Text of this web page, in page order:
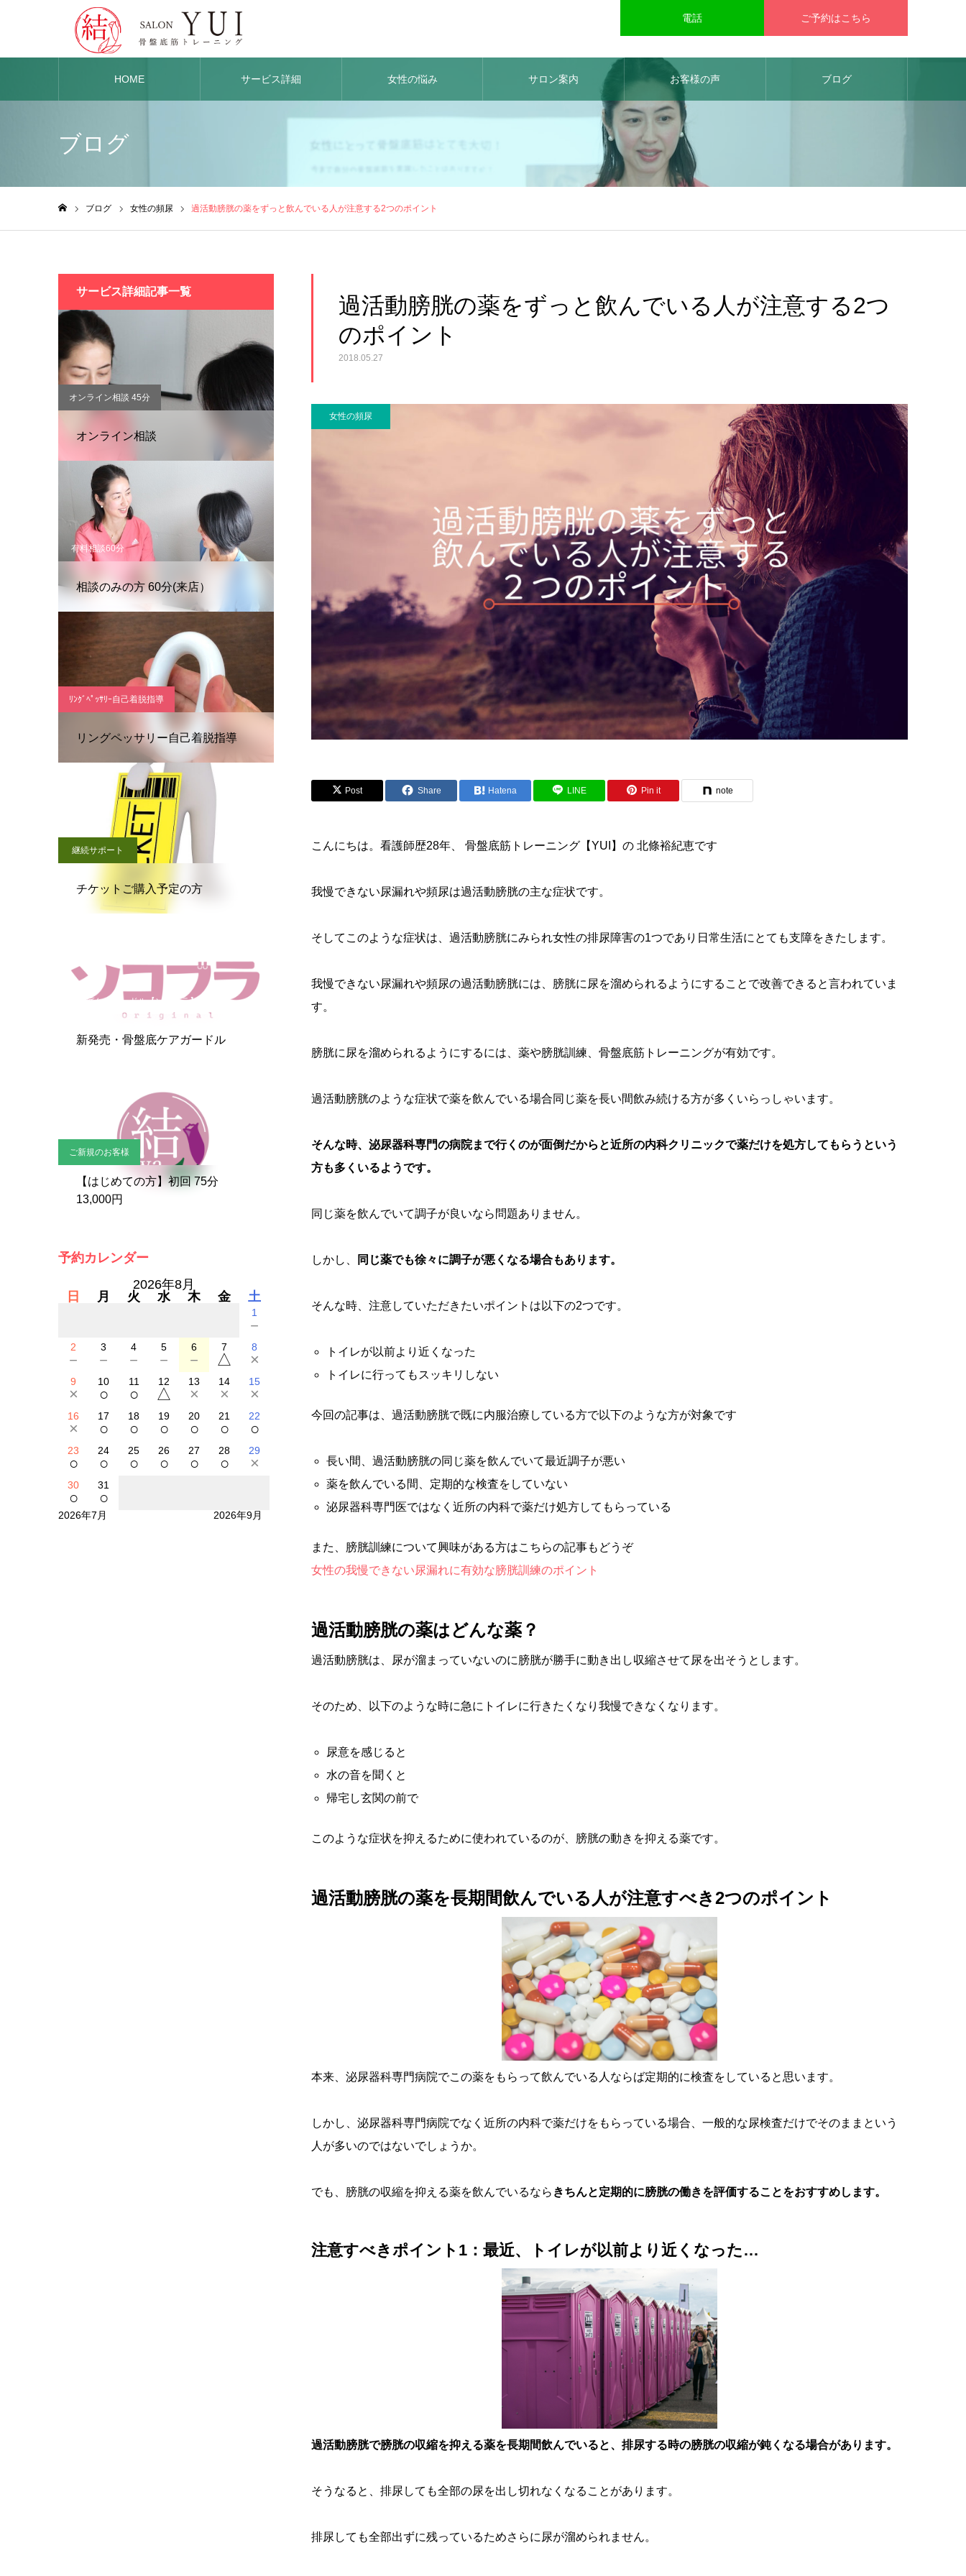
電話 ご予約はこちら
HOME サービス詳細 女性の悩み サロン案内 お客様の声 ブログ
ブログ
ブログ 女性の頻尿 過活動膀胱の薬をずっと飲んでいる人が注意する2つのポイント
過活動膀胱の薬をずっと飲んでいる人が注意する2つ
のポイント
2018.05.27
女性の頻尿
Post Share Hatena LINE Pin it note
こんにちは。看護師歴28年、 骨盤底筋トレーニング【YUI】の 北條裕紀恵です
我慢できない尿漏れや頻尿は過活動膀胱の主な症状です。
そしてこのような症状は、過活動膀胱にみられ女性の排尿障害の1つであり日常生活にとても支障をきたします。
我慢できない尿漏れや頻尿の過活動膀胱には、膀胱に尿を溜められるようにすることで改善できると言われていま
す。
膀胱に尿を溜められるようにするには、薬や膀胱訓練、骨盤底筋トレーニングが有効です。
過活動膀胱のような症状で薬を飲んでいる場合同じ薬を長い間飲み続ける方が多くいらっしゃいます。
そんな時、泌尿器科専門の病院まで行くのが面倒だからと近所の内科クリニックで薬だけを処方してもらうという
方も多くいるようです。
同じ薬を飲んでいて調子が良いなら問題ありません。
しかし、 同じ薬でも徐々に調子が悪くなる場合もあります。
そんな時、注意していただきたいポイントは以下の2つです。
トイレが以前より近くなった
トイレに行ってもスッキリしない
今回の記事は、過活動膀胱で既に内服治療している方で以下のような方が対象です
長い間、過活動膀胱の同じ薬を飲んでいて最近調子が悪い
薬を飲んでいる間、定期的な検査をしていない
泌尿器科専門医ではなく近所の内科で薬だけ処方してもらっている
また、膀胱訓練について興味がある方はこちらの記事もどうぞ
女性の我慢できない尿漏れに有効な膀胱訓練のポイント
過活動膀胱の薬はどんな薬？
過活動膀胱は、尿が溜まっていないのに膀胱が勝手に動き出し収縮させて尿を出そうとします。
そのため、以下のような時に急にトイレに行きたくなり我慢できなくなります。
尿意を感じると
水の音を聞くと
帰宅し玄関の前で
このような症状を抑えるために使われているのが、膀胱の動きを抑える薬です。
過活動膀胱の薬を長期間飲んでいる人が注意すべき2つのポイント
本来、泌尿器科専門病院でこの薬をもらって飲んでいる人ならば定期的に検査をしていると思います。
しかし、泌尿器科専門病院でなく近所の内科で薬だけをもらっている場合、一般的な尿検査だけでそのままという
人が多いのではないでしょうか。
でも、膀胱の収縮を抑える薬を飲んでいるなら きちんと定期的に膀胱の働きを評価することをおすすめします。
注意すべきポイント1：最近、トイレが以前より近くなった…
過活動膀胱で膀胱の収縮を抑える薬を長期間飲んでいると、排尿する時の膀胱の収縮が鈍くなる場合があります。
そうなると、排尿しても全部の尿を出し切れなくなることがあります。
排尿しても全部出ずに残っているためさらに尿が溜められません。
サービス詳細記事一覧
オンライン相談 45分
オンライン相談
有料相談60分
相談のみの方 60分(来店）
ﾘﾝｸﾞﾍﾟｯｻﾘｰ自己着脱指導
リングペッサリー自己着脱指導
継続サポート
チケットご購入予定の方
骨盤底ケアガードル【ソコブラ】
新発売・骨盤底ケアガードル
ご新規のお客様
【はじめての方】初回 75分
13,000円
予約カレンダー
2026年8月
日
月 火 水 木 金 土
1
－
2
－
3
－
4
－
5
－
6
－
7
△
8
×
9
×
10
○
11
○
12
△
13
×
14
×
15
×
16
×
17
○
18
○
19
○
20
○
21
○
22
○
23
○
24
○
25
○
26
○
27
○
28
○
29
×
30
○
31
○
2026年7月 2026年9月